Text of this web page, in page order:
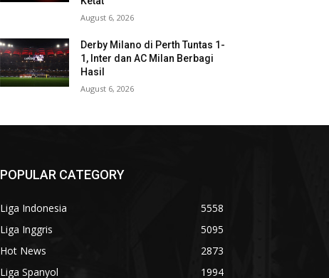
August 6, 2026
Derby Milano di Perth Tuntas 1-
1, Inter dan AC Milan Berbagi
Hasil
August 6, 2026
POPULAR CATEGORY
Liga Indonesia
5558
Liga Inggris
5095
Hot News
2873
Liga Spanyol
1994